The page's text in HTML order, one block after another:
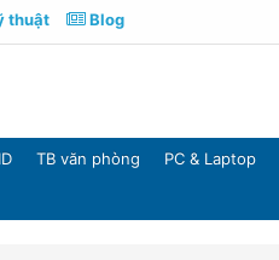
thuật Blog
TB văn phòng PC & Laptop